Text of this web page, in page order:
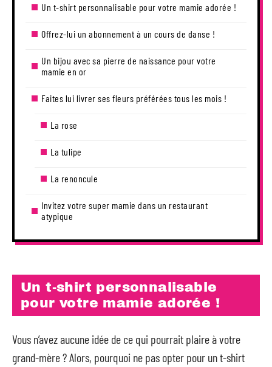
Un t-shirt personnalisable pour votre mamie adorée !
Offrez-lui un abonnement à un cours de danse !
Un bijou avec sa pierre de naissance pour votre
mamie en or
Faites lui livrer ses fleurs préférées tous les mois !
La rose
La tulipe
La renoncule
Invitez votre super mamie dans un restaurant
atypique
Un t-shirt personnalisable
pour votre mamie adorée !
Vous n’avez aucune idée de ce qui pourrait plaire à votre
grand-mère ? Alors, pourquoi ne pas opter pour un t-shirt